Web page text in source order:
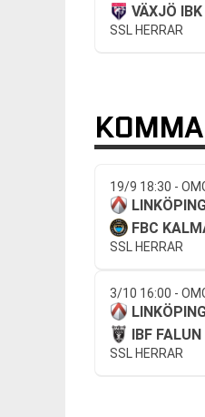
VÄXJÖ IBK
SSL HERRAR
19/9 18:30 -
FBC
SSL HERRAR
3/10 16:00 -
IBF FALUN
SSL HERRAR